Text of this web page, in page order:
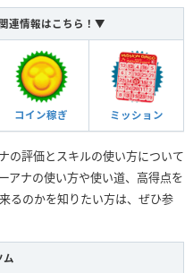
連情報はこちら！▼
コイン稼ぎ ミッション
の評価とスキルの使い方について
アナの使い方や使い道、高得点を
るのかを知りたい方は、ぜひ参
ム